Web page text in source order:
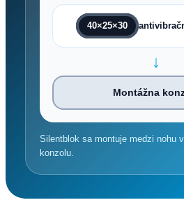
40×25×30
↓
Montážna
Silentblok sa montuje medzi nohu
konzolu.